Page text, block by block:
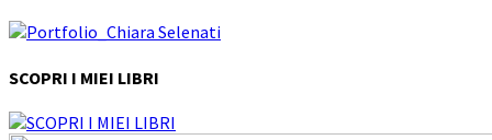
SCOPRI I MIEI LIBRI